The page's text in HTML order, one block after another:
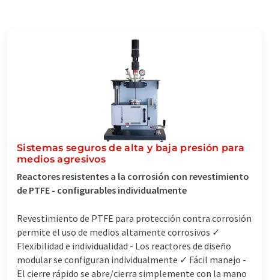
Sistemas seguros de alta y baja presión para
medios agresivos
Reactores resistentes a la corrosión con revestimiento
de PTFE - configurables individualmente
Revestimiento de PTFE para protección contra corrosión
permite el uso de medios altamente corrosivos ✓
Flexibilidad e individualidad - Los reactores de diseño
modular se configuran individualmente ✓ Fácil manejo -
El cierre rápido se abre/cierra simplemente con la mano